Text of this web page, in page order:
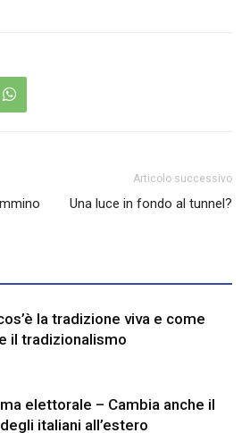
Articolo successivo
Una luce in fondo al tunnel?
la tradizione viva e come
il tradizionalismo
elettorale – Cambia anche il
italiani all’estero